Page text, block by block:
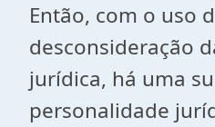
Então, com o uso
desconsideração
jurídica, há uma
personalidade